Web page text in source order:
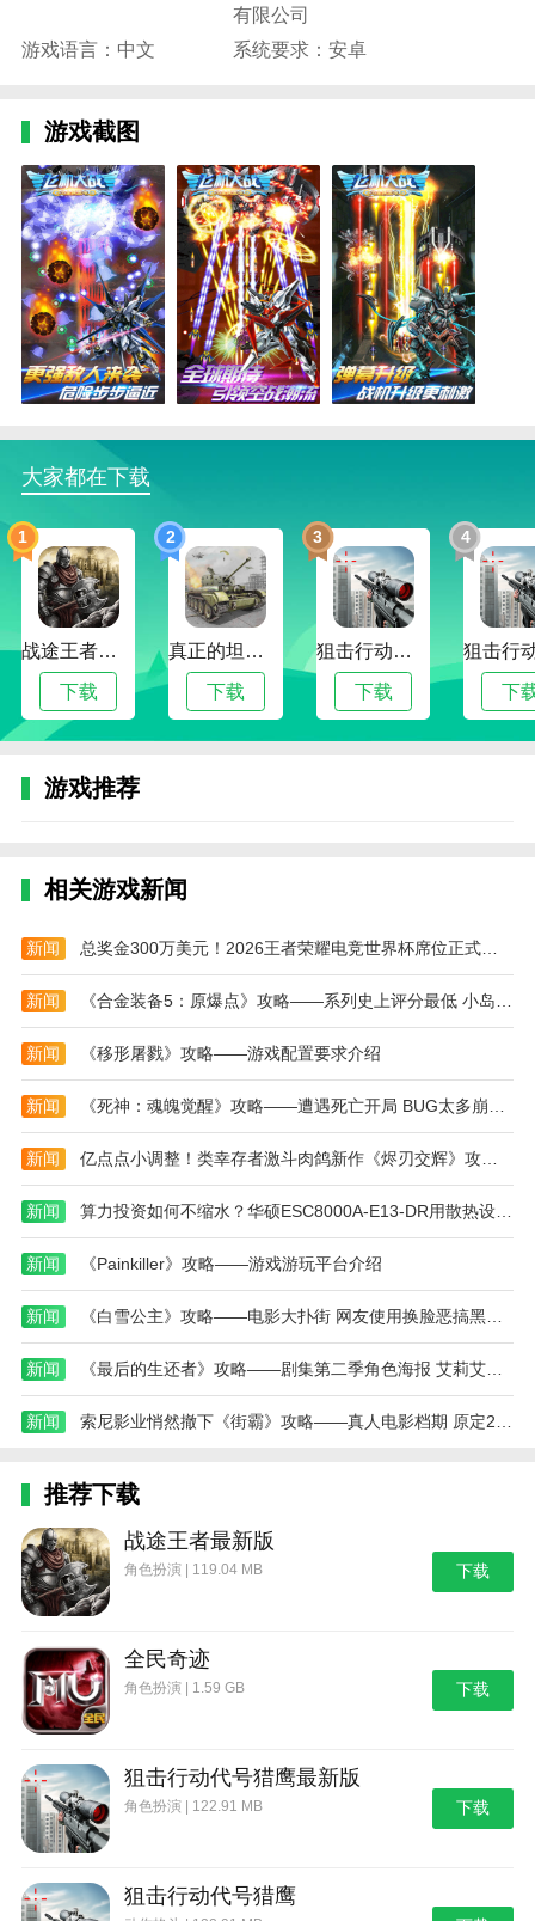
2.有趣的飞行模式和场景：游戏提供了各种有趣的
飞行模式。玩家可以注册参与，解锁更多的飞行场景，
3.精彩的游戏内容：游戏内容丰富多样。玩家可以
4.持续更新升级：游戏不断更新升级，为玩家带来
更多的飞机模型、飞行模式和游戏内容，保持游戏的新
鲜感。
飞机大战之全民雷电游戏亮点
1.冒险动作射击体验：是一款令人兴奋和愉快的冒
险动作射击游戏。玩家可以在游戏中体验到惊险而独特
的射击乐趣。
2.大量的飞机模型创建和组合：游戏提供了大量的
飞机模型风格。玩家可以很容易地创造和组合它们，形
成最强的飞机。
3.高清细致的游戏美术风格：游戏具有高清细致的
游戏美术风格。每种飞机风格的设计都具有独特的特
点，为玩家提供视觉享受。
4.强调个性和创造力：游戏鼓励玩家发挥自己的创
造力和个性。通过不同的飞机组合和配对，它展示了独
特的游戏风格和策略。
1.惊心动魄的冒险战斗：一款非常令人兴奋的冒险
2.丰厚的奖励和探索：玩家可以在游戏中获得相应
报，增强自己的实力。
3.刺激的战斗体验：游戏提供了一个刺激的战斗游
戏模式。玩家可以驾驶飞机和全速奔跑，体验刺激和独
特的游戏体验。
4.持续挑战和成长：游戏为玩家提供持续挑战和成
长的机会。通过不断地玩游戏，玩家可以提高他们的战
斗技能和游戏熟练度。
本站为您提供飞机大战之全民雷电 免费版的 手机
游戏 ，欢迎大家记住本站网址，本站是您下载安卓手
游app最好的网站！
有限公司
游戏语言：中文
系统要求：安卓
游戏截图
大家都在下载
1
战途王者最新版
下载
2
真正的坦克大战
下载
3
狙击行动代号猎鹰最新版
下载
4
下
游戏推荐
相关游戏新闻
新闻 总奖金300万美元！2026王者荣耀电竞世界杯席位正式官宣
新闻 《合金装备5：原爆点》攻略——系列史上评分最低 小岛：已尽量加入游戏要素
新闻 《移形屠戮》攻略——游戏配置要求介绍
新闻
新闻 亿点点小调整！类幸存者激斗肉鸽新作《烬刃交辉》攻略——Demo迎来多项更新
新闻 算力投资如何不缩水？华硕ESC8000A-E13-DR用散热设计守护GPU生命周期
新闻 《Painkiller》攻略——游戏游玩平台介绍
新闻 《白雪公主》攻略——电影大扑街 网友使用换脸恶搞黑人公主
新闻 《最后的生还者》攻略——剧集第二季角色海报 艾莉艾比乔尔等亮相
新闻
推荐下载
战途王者最新版
角色扮演 | 119.04 MB 下载
全民奇迹
角色扮演 | 1.59 GB 下载
狙击行动代号猎鹰最新版
角色扮演 | 122.91 MB 下载
狙击行动代号猎鹰